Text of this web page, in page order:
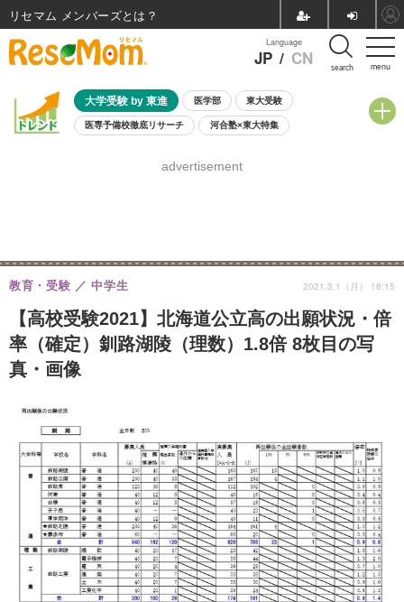
menu
Language
JP / CN search
大学受験 by 東進 医学部 東大受験
医専予備校徹底リサーチ 河合塾×東大特集
8月開催学校説明会・相談会
advertisement
【高校受験2021】北海道公立高の出願状況・倍
率（確定）釧路湖陵（理数）1.8倍 8枚目の写
真・画像
教育・受験 中学生 2021.3.1（月） 18:15
リセマム メンバーズ